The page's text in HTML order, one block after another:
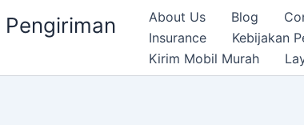
About Us Blog
Insurance
Kebijakan
Kirim Mobil Murah